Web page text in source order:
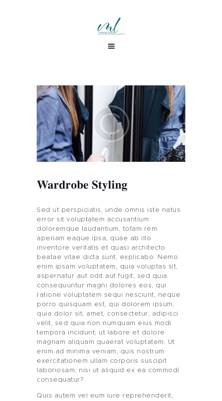
Wardrobe Styling
Sed ut perspiciatis, unde omnis iste natus
error sit voluptatem accusantium
doloremque laudantium, totam rem
aperiam eaque ipsa, quae ab illo
inventore veritatis et quasi architecto
beatae vitae dicta sunt, explicabo. Nemo
enim ipsam voluptatem, quia voluptas sit,
aspernatur aut odit aut fugit, sed quia
consequuntur magni dolores eos, qui
ratione voluptatem sequi nesciunt, neque
porro quisquam est, qui dolorem ipsum,
quia dolor sit, amet, consectetur, adipisci
velit, sed quia non numquam eius modi
tempora incidunt, ut labore et dolore
magnam aliquam quaerat voluptatem. Ut
enim ad minima veniam, quis nostrum
exercitationem ullam corporis suscipit
laboriosam, nisi ut aliquid ex ea commodi
consequatur?
Quis autem vel eum iure reprehenderit,